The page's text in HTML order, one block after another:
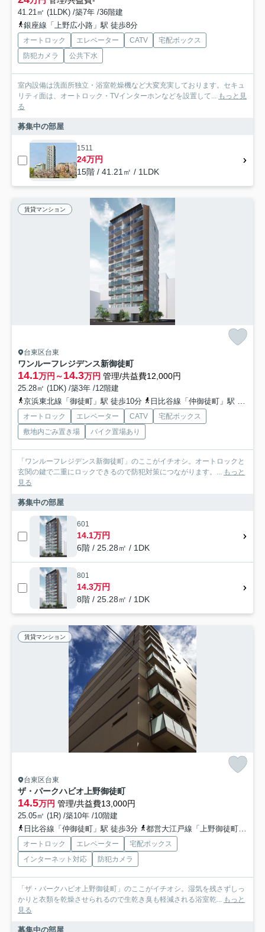
41.21㎡ (1LDK) /築7年 /36階建
銀座線「上野広小路」駅 徒歩8分
オートロック エレベーター CATV
宅配ボックス
防犯カメラ
公共下水
室内設備は洗面所独立・浴室乾燥機など大変充実しております。セキュ
リティ面は、オートロック・TVインターホンなどを設置して... もっと見
る
募集中の部屋
1511
24万円
15階 / 41.21㎡ / 1LDK
賃貸マンション
台東区台東
ワンルーフレジデンス新御徒町
14.1万円～14.3万円 管理/共益費12,000円
25.28㎡ (1DK) /築3年 /12階建
京浜東北線「御徒町」駅 徒歩10分
日比谷線「仲御徒町」駅 徒歩6分
オートロック エレベーター CATV
宅配ボックス
敷地内ごみ置き場
バイク置場あり
「ワンルーフレジデンス新御徒町」のここがイチオシ。オートロックと
玄関の鍵で二重にロックできるので防犯対策につながります。... もっと
見る
募集中の部屋
601
14.1万円
6階 / 25.28㎡ / 1DK
801
14.3万円
8階 / 25.28㎡ / 1DK
賃貸マンション
台東区台東
ザ・パークハビオ上野御徒町
14.5万円 管理/共益費13,000円
25.05㎡ (1R) /築10年 /10階建
日比谷線「仲御徒町」駅 徒歩3分
都営大江戸線「上野御徒町」駅 徒歩4分
オートロック エレベーター
宅配ボックス
インターネット対応
防犯カメラ
「ザ・パークハビオ上野御徒町」のここがイチオシ。湿気を残さずしっ
かりと衣類を乾燥させられるので生乾き臭も軽減される浴室乾... もっと
見る
募集中の部屋